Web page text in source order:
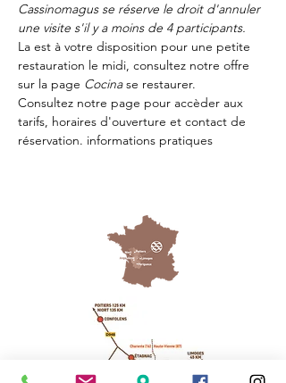
Cassinomagus se réserve le droit d'annuler
une visite s'il y a moins de 4 participants.
La est à votre disposition pour une petite
restauration le midi, consultez notre offre
sur la page Cocina se restaurer.
Consultez notre page pour accèder aux
tarifs, horaires d'ouverture et contact de
réservation. informations pratiques